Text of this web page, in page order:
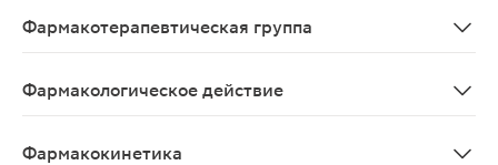
Фармакотерапевтическая группа
Фармакологическое действие
Фармакокинетика